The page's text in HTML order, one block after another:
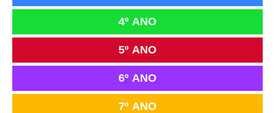
4º ANO
5º ANO
6º ANO
7º ANO